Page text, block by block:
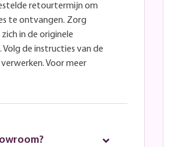
retourtermijn om
te ontvangen. Zorg
in de originele
de instructies van de
Voor meer